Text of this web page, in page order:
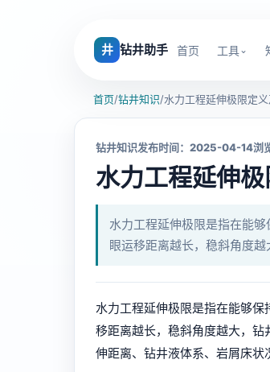
井 钻井助手 首页 工具
首页/钻井知识/水力工程延伸极限定
钻井知识发布时间：2025-04-14浏
水力工程延伸极
水力工程延伸极限是指在能
眼运移距离越长，稳斜角度
水力工程延伸极限是指在能够
移距离越长，稳斜角度越大，
伸距离、钻井液体系、岩屑床状